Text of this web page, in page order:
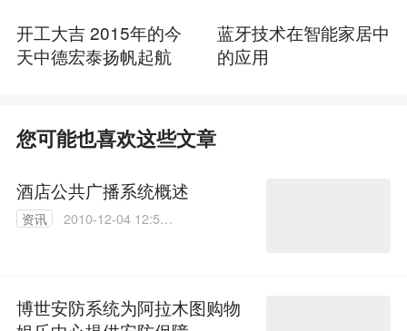
开工大吉 2015年的今
天中德宏泰扬帆起航
蓝牙技术在智能家居中
的应用
您可能也喜欢这些文章
酒店公共广播系统概述
资讯
2010-12-04 12:56:
博世安防系统为阿拉木图购物